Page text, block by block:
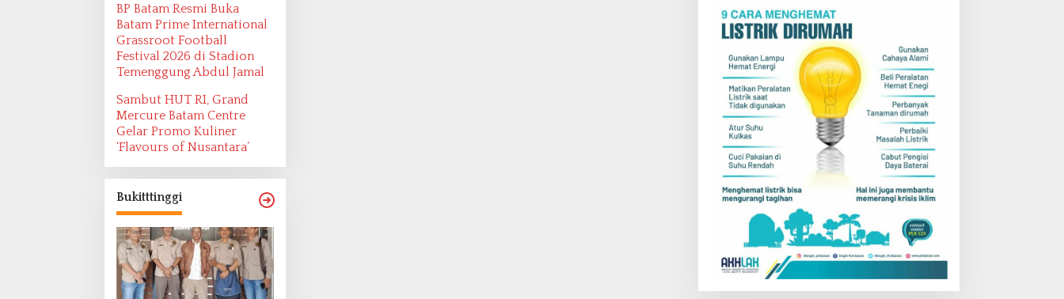
BP Batam Resmi Buka
Batam Prime International
Grassroot Football
Festival 2026 di Stadion
Temenggung Abdul Jamal
Sambut HUT RI, Grand
Mercure Batam Centre
Gelar Promo Kuliner
‘Flavours of Nusantara’
Bukitttinggi